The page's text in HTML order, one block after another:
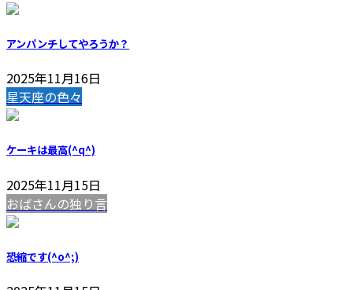
アンパンチしてやろうか？
2025年11月16日
星天座の色々
ケーキは最高(^q^)
2025年11月15日
おばさんの独り言
恐縮です(^o^;)